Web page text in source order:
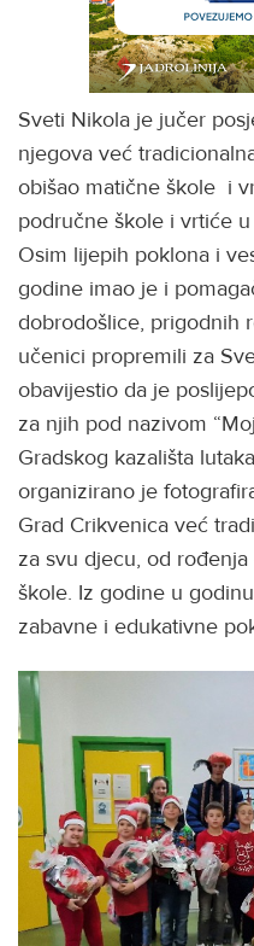
Sveti Nikola je jučer
njegova već
obišao matične škole i
područne škole i vrtiće
Osim lijepih poklona i
godine imao je i
dobrodošlice, prigodnih
učenici propremili za
obavijestio da je
za njih pod nazivom
Gradskog kazališta
organizirano je
Grad Crikvenica već
za svu djecu, od
škole. Iz godine u
zabavne i edukativne